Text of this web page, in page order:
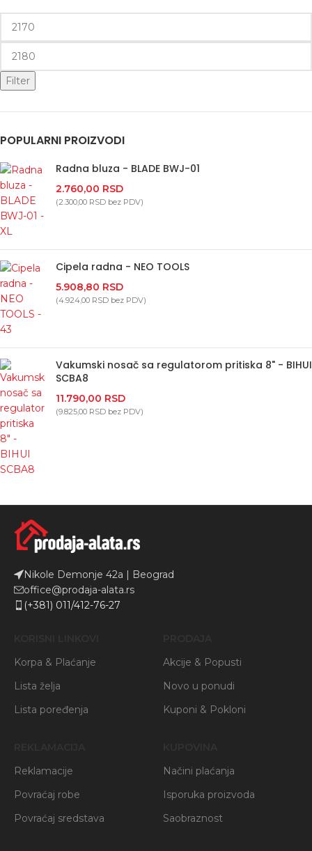
Filter
POPULARNI PROIZVODI
Radna bluza - BLADE BWJ-01
2.760,00 RSD
(2.300,00 RSD bez PDV)
Cipela radna - NEO TOOLS
5.908,80 RSD
(4.924,00 RSD bez PDV)
Vakumski nosač sa regulatorom pritiska 8" - BIHUI
SCBA8
11.790,00 RSD
(9.825,00 RSD bez PDV)
Nikole Demonje 42a | Beograd
office@prodaja-alata.rs
(+381) 011/412-76-27
Korpa & Plaćanje
Lista želja
Lista poređenja
Akcije & Popusti
Novo u ponudi
Kuponi & Pokloni
Reklamacije
Povraćaj robe
Povraćaj sredstava
Načini plaćanja
Isporuka proizvoda
Saobraznost